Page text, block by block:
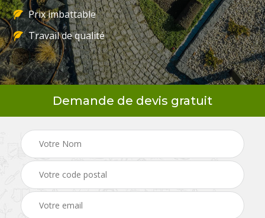
Prix imbattable
Travail de qualité
Demande de devis gratuit